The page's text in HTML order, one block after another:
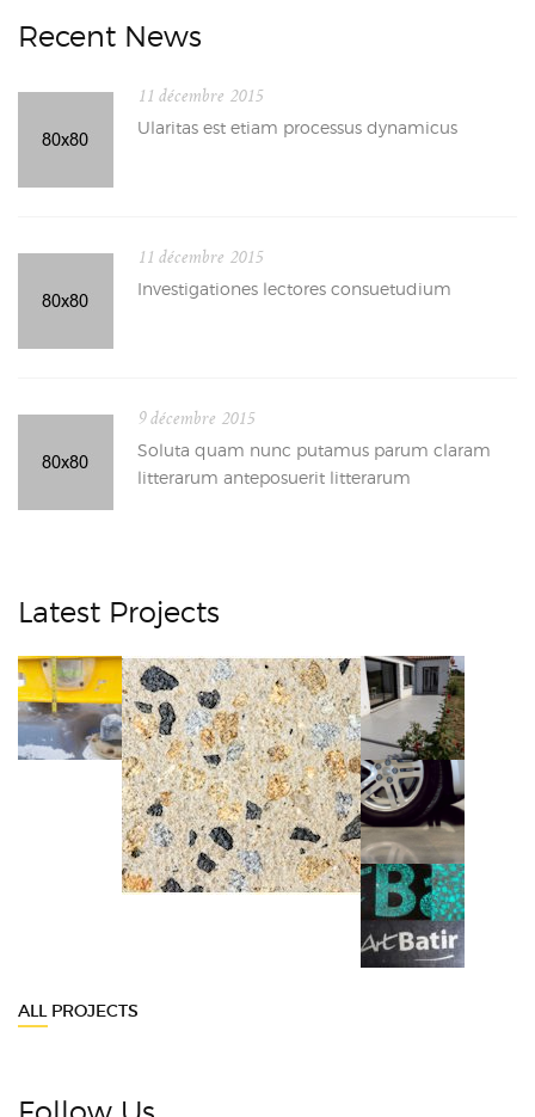
Recent News
11 décembre 2015
Ularitas est etiam processus dynamicus
11 décembre 2015
Investigationes lectores consuetudium
9 décembre 2015
Soluta quam nunc putamus parum claram
litterarum anteposuerit litterarum
Latest Projects
ALL PROJECTS